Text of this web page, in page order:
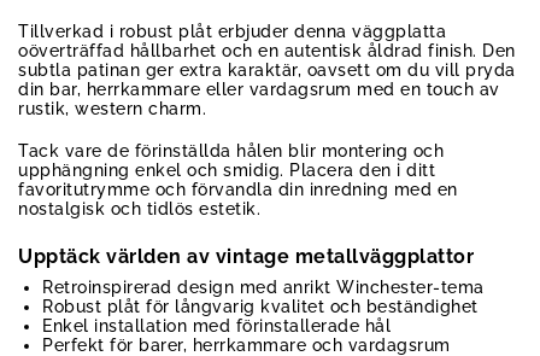
Tillverkad i robust plåt erbjuder denna väggplatta
oöverträffad hållbarhet och en autentisk åldrad finish. Den
subtla patinan ger extra karaktär, oavsett om du vill pryda
din bar, herrkammare eller vardagsrum med en touch av
rustik, western charm.
Tack vare de förinställda hålen blir montering och
upphängning enkel och smidig. Placera den i ditt
favoritutrymme och förvandla din inredning med en
nostalgisk och tidlös estetik.
Upptäck världen av vintage metallväggplattor
Retroinspirerad design med anrikt Winchester-tema
Robust plåt för långvarig kvalitet och beständighet
Enkel installation med förinstallerade hål
Perfekt för barer, herrkammare och vardagsrum